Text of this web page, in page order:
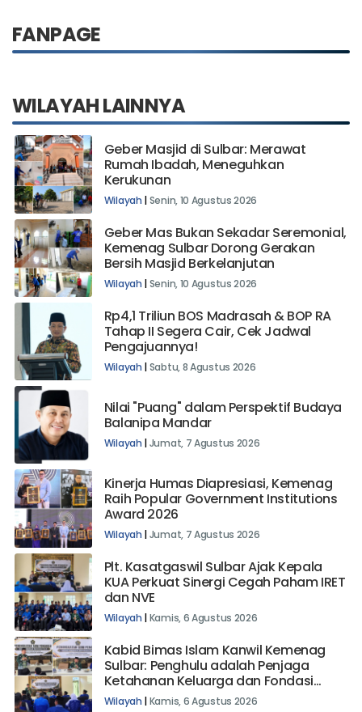
FANPAGE
WILAYAH LAINNYA
Geber Masjid di Sulbar: Merawat
Rumah Ibadah, Meneguhkan
Kerukunan
Wilayah |Senin, 10 Agustus 2026
Geber Mas Bukan Sekadar Seremonial,
Kemenag Sulbar Dorong Gerakan
Bersih Masjid Berkelanjutan
Wilayah |Senin, 10 Agustus 2026
Rp4,1 Triliun BOS Madrasah & BOP RA
Tahap II Segera Cair, Cek Jadwal
Pengajuannya!
Wilayah |Sabtu, 8 Agustus 2026
Nilai "Puang" dalam Perspektif Budaya
Balanipa Mandar
Wilayah |Jumat, 7 Agustus 2026
Kinerja Humas Diapresiasi, Kemenag
Raih Popular Government Institutions
Award 2026
Wilayah |Jumat, 7 Agustus 2026
Plt. Kasatgaswil Sulbar Ajak Kepala
KUA Perkuat Sinergi Cegah Paham IRET
dan NVE
Wilayah |Kamis, 6 Agustus 2026
Kabid Bimas Islam Kanwil Kemenag
Sulbar: Penghulu adalah Penjaga
Ketahanan Keluarga dan Fondasi
Bangsa
Wilayah |Kamis, 6 Agustus 2026